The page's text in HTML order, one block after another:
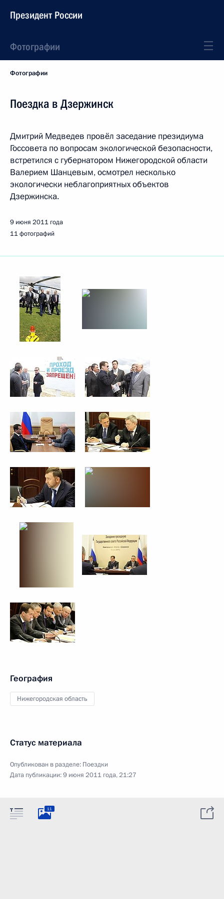
Президент России
Фотографии
Фотографии
Поездка в Дзержинск
Дмитрий Медведев провёл заседание президиума
Госсовета по вопросам экологической безопасности,
встретился с губернатором Нижегородской области
Валерием Шанцевым, осмотрел несколько
экологически неблагоприятных объектов
Дзержинска.
9 июня 2011 года
11 фотографий
География
Нижегородская область
Статус материала
Опубликован в разделе: Поездки
Дата публикации:9 июня 2011 года, 21:27
11